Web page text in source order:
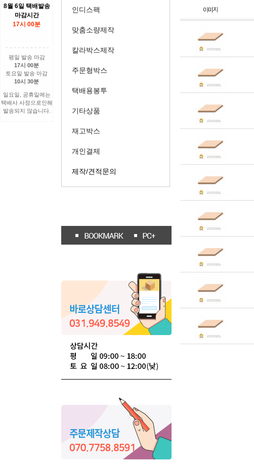
8월 6일 택배발송
마감시간
17시 00분
평일 발송 마감
17시 00분
토요일 발송 마감
10시 30분
일요일, 공휴일에는
택배사 사정으로인해
발송되지 않습니다.
인디스팩
맞춤소량제작
칼라박스제작
주문형박스
택배용봉투
기타상품
재고박스
개인결제
제작/견적문의